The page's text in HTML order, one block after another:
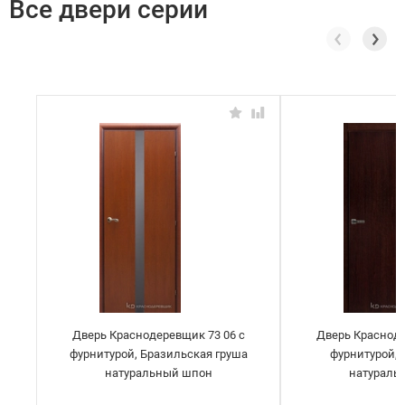
Все двери серии
Дверь Краснодеревщик 73 06 с
фурнитурой, Бразильская груша
натуральный шпон
Дверь
фурнитурой,